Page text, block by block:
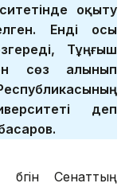
оқыту
Енді осы
Тұңғыш
сөз алынып
деп
Сенаттың